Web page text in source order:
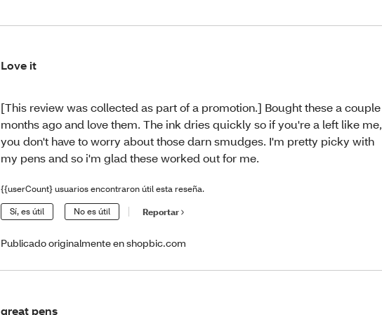
Love it
[This review was collected as part of a promotion.] Bought these a couple
months ago and love them. The ink dries quickly so if you're a left like me,
you don't have to worry about those darn smudges. I'm pretty picky with
my pens and so i'm glad these worked out for me.
{{userCount} usuarios encontraron útil esta reseña.
Sí, es útil No es útil Reportar
Publicado originalmente en shopbic.com
great pens